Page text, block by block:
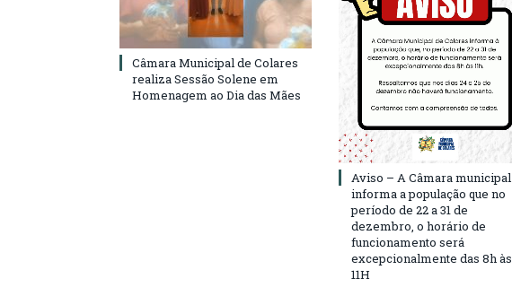
Câmara Municipal de Colares
realiza Sessão Solene em
Homenagem ao Dia das Mães
Aviso – A Câmara municipal
informa a população que no
período de 22 a 31 de
dezembro, o horário de
funcionamento será
excepcionalmente das 8h às
11H